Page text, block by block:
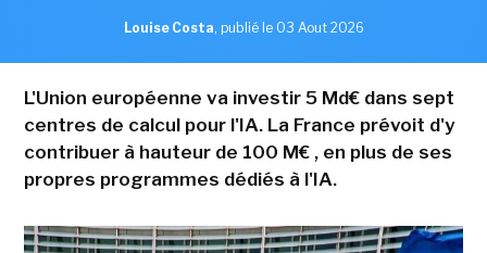
Louise Costa, publié le 03 Aout 2026
L'Union européenne va investir 5 Md€ dans sept
centres de calcul pour l'IA. La France prévoit d'y
contribuer à hauteur de 100 M€ , en plus de ses
propres programmes dédiés à l'IA.